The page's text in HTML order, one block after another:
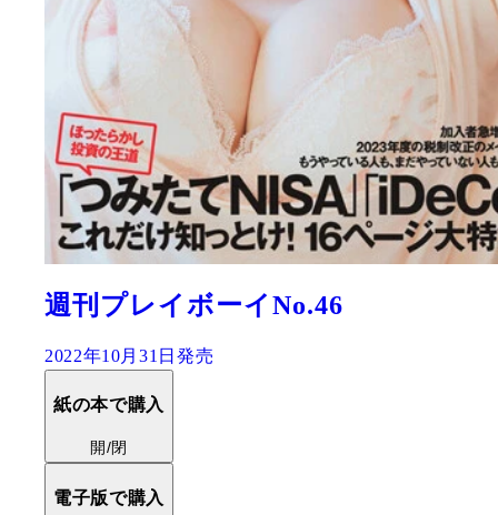
週刊プレイボーイNo.46
2022年10月31日発売
紙の本で購入
開/閉
電子版で購入